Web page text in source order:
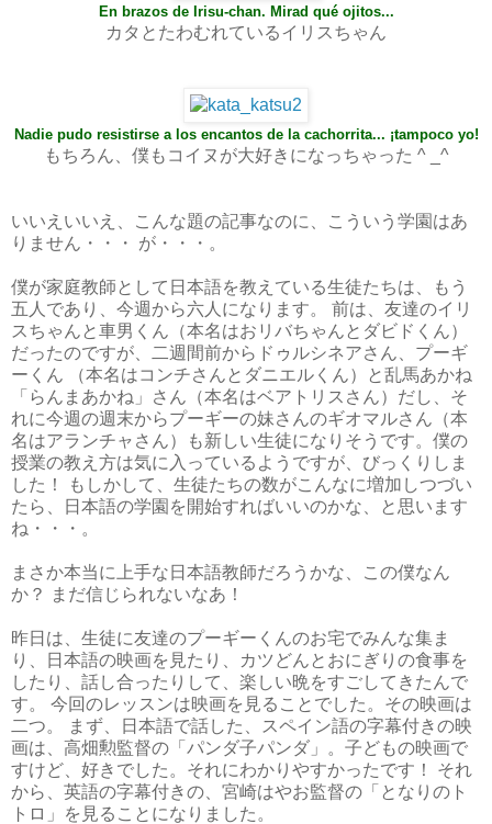
En brazos de Irisu-chan. Mirad qué ojitos...
カタとたわむれているイリスちゃん
Nadie pudo resistirse a los encantos de la cachorrita... ¡tampoco yo!
もちろん、僕もコイヌが大好きになっちゃった ^ _^
いいえいいえ、
こんな題の記事なのに、こういう学園はあ
りません・・・ が・・・。
僕が家庭教師として日本語を教えている生徒たちは、もう
五人であり、今週から六人になります。 前は、友達のイリ
スちゃんと車男くん（本名はおリバちゃんとダビドくん）
だったのですが、二週間前からドゥルシネアさん、プーギ
ーくん （本名はコンチさんとダニエルくん）と乱馬あかね
「らんまあかね」さん（本名はベアトリスさん）だし、そ
れに今週の週末からプーギーの妹さんのギオマルさん（本
名はアランチャさん）も新しい生徒になりそうです。 僕の
授業の教え方は気に入っているようですが、びっくりしま
した！ もしかして、 生徒たちの数がこんなに増加しつづい
たら、
日本語の学園を開始すればいいのかな、と思います
ね・・・。
まさか本当に上手な日本語教師だろうかな、この僕なん
か？ まだ信じられないなあ！
昨日は、生徒に友達のプーギーくんのお宅でみんな集ま
り、日本語の映画を見たり、カツどんとおにぎりの食事を
したり、話し合ったりして、楽しい晩をすごしてきたんで
す。 今回のレッスンは映画を見ることでした。 その映画は
二つ。 まず、日本語で話した、スペイン語の字幕付きの映
画は、高畑勲監督の「パンダ子パンダ」。子どもの映画で
すけど、好きでした。それにわかりやすかったです！ それ
から、英語の字幕付きの、宮崎はやお監督の「となりのト
トロ」を見ることになりました。